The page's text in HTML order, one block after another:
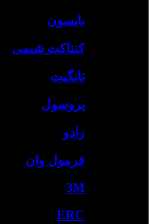
بایسون
کنتاکت شیمی
تانگیت
پروسول
زادو
فرمول وان
3M
ERC